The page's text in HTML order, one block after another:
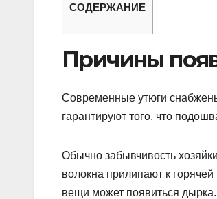
СОДЕРЖАНИЕ
Причины
Современные утюги
гарантируют того, что
Обычно забывчивость
волокна прилипают к
вещи может появиться дырка.